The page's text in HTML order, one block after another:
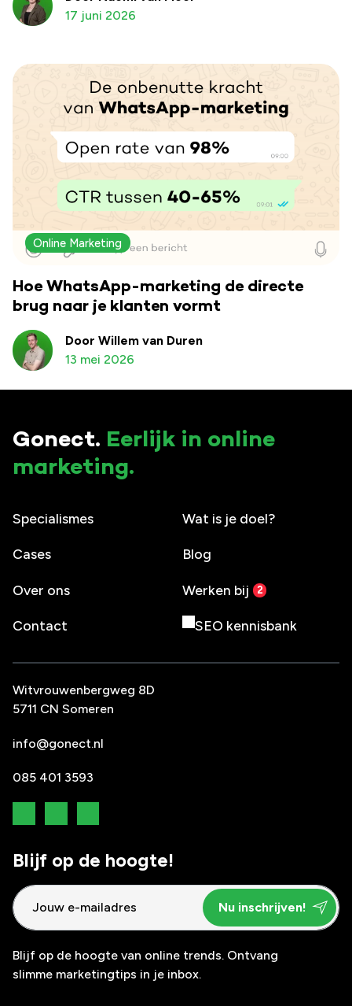
17 juni 2026
Online Marketing
Hoe WhatsApp-marketing de directe
brug naar je klanten vormt
Door Willem van Duren
13 mei 2026
Gonect. Eerlijk in online
marketing.
Specialismes Wat is je doel?
Cases Blog
Over ons Werken bij
Contact SEO kennisbank
Witvrouwenbergweg 8D
5711 CN Someren
info@gonect.nl
085 401 3593
Blijf op de hoogte van online trends. Ontvang
slimme marketingtips in je inbox.
Blijf op de hoogte!